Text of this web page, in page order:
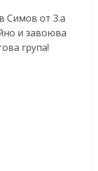
Симов от 3.а
и завоюва
група!